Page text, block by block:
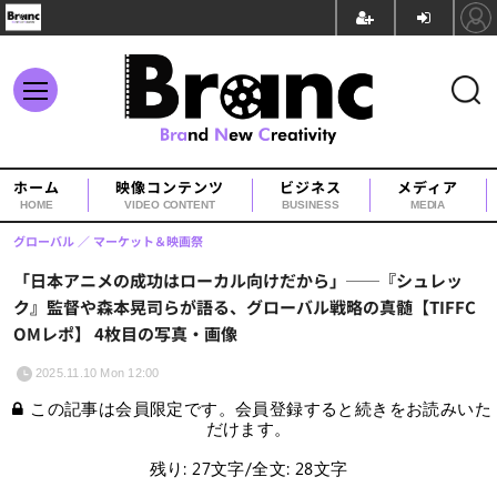
ホーム
HOME
映像コンテンツ
VIDEO CONTENT
ビジネス
BUSINESS
メディア
MEDIA
「日本アニメの成功はローカル向けだから」──『シュレッ
ク』監督や森本晃司らが語る、グローバル戦略の真髄【TIFFC
OMレポ】 4枚目の写真・画像
グローバル マーケット＆映画祭
2025.11.10 Mon 12:00
この記事は会員限定です。会員登録すると続きをお読みいた
だけます。
残り: 27文字/全文: 28文字